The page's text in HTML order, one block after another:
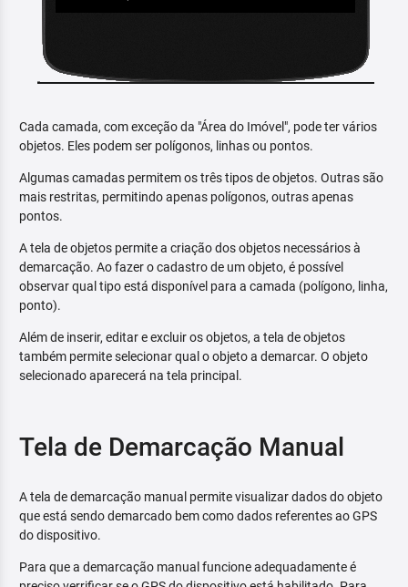
Cada camada, com exceção da "Área do Imóvel", pode ter vários
objetos. Eles podem ser polígonos, linhas ou pontos.
Algumas camadas permitem os três tipos de objetos. Outras são
mais restritas, permitindo apenas polígonos, outras apenas
pontos.
A tela de objetos permite a criação dos objetos necessários à
demarcação. Ao fazer o cadastro de um objeto, é possível
observar qual tipo está disponível para a camada (polígono, linha,
ponto).
Além de inserir, editar e excluir os objetos, a tela de objetos
também permite selecionar qual o objeto a demarcar. O objeto
selecionado aparecerá na tela principal.
Tela de Demarcação Manual
A tela de demarcação manual permite visualizar dados do objeto
que está sendo demarcado bem como dados referentes ao GPS
do dispositivo.
Para que a demarcação manual funcione adequadamente é